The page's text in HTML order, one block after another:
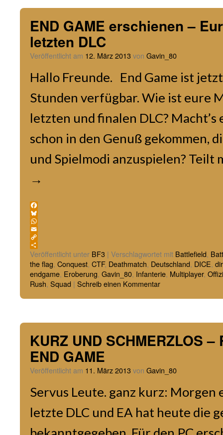
END GAME erschienen –
letzten DLC
Veröffentlicht am 12. März 2013von Gavin_80
Hallo Freunde. End Game ist
Stunden verfügbar. Wie ist eure
letzten und finalen DLC? Macht’s
schon in den Genuß gekommen,
und Spielmodi anzuspielen? Teilt
→
Facebook
Bluesky
WhatsApp
Email
Copy
Link
Teilen
Veröffentlicht unter BF3 | Verschlagwortet mit Battlefield,
the flag, Conquest, CTF, Deathmatch, Deutschland, DICE,
endgame, Eroberung, Gavin_80, Infanterie, Multiplayer,
Rush, Squad | Schreib einen Kommentar
KURZ UND SCHMERZLOS
END GAME
Veröffentlicht am 11. März 2013von Gavin_80
Servus Leute. ganz kurz: Morgen
letzte DLC und EA hat heute die